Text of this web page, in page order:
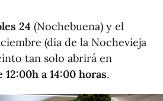
24 (Nochebuena) y el
(día de la Nochevieja
tan solo abrirá en
12:00h a 14:00 horas.